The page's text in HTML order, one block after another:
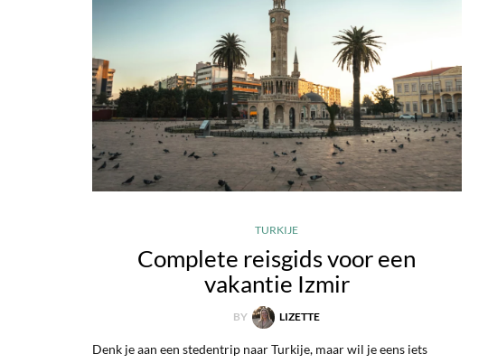
TURKIJE
Complete reisgids voor een
vakantie Izmir
BY LIZETTE
Denk je aan een stedentrip naar Turkije, maar wil je eens iets